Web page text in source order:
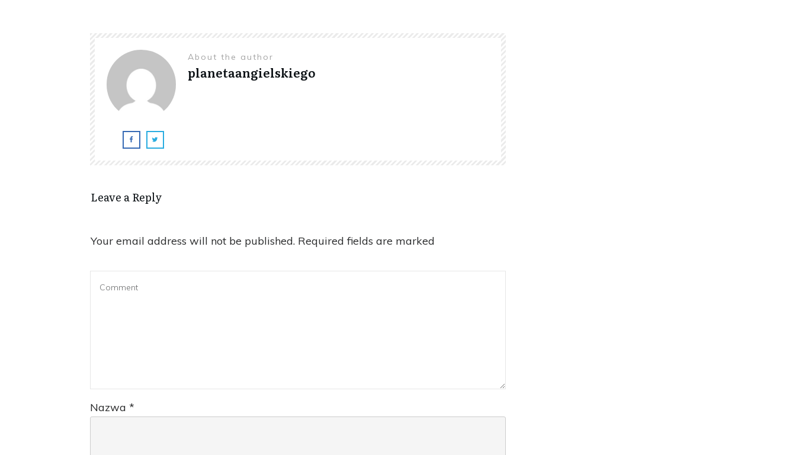
About the author
planetaangielskiego
Leave a Reply
Your email address will not be published. Required fields are marked
Nazwa *